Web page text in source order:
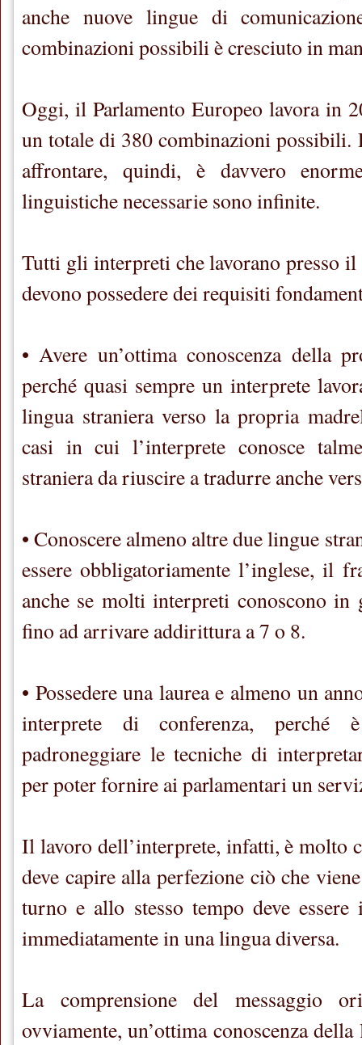
anche nuove lingue di
combinazioni possibili è cresciuto in
Oggi, il Parlamento Europeo lavora in
un totale di 380 combinazioni possibili.
affrontare, quindi, è davvero
linguistiche necessarie sono infinite.
Tutti gli interpreti che lavorano presso il
devono possedere dei requisiti
• Avere un’ottima conoscenza della
perché quasi sempre un interprete
lingua straniera verso la propria
casi in cui l’interprete conosce
straniera da riuscire a tradurre anche
• Conoscere almeno altre due lingue
essere obbligatoriamente l’inglese, il
anche se molti interpreti conoscono in
fino ad arrivare addirittura a 7 o 8.
• Possedere una laurea e almeno un
interprete di conferenza, perché
padroneggiare le tecniche di
per poter fornire ai parlamentari un
Il lavoro dell’interprete, infatti, è molto
deve capire alla perfezione ciò che
turno e allo stesso tempo deve
immediatamente in una lingua diversa.
La comprensione del messaggio
ovviamente, un’ottima conoscenza